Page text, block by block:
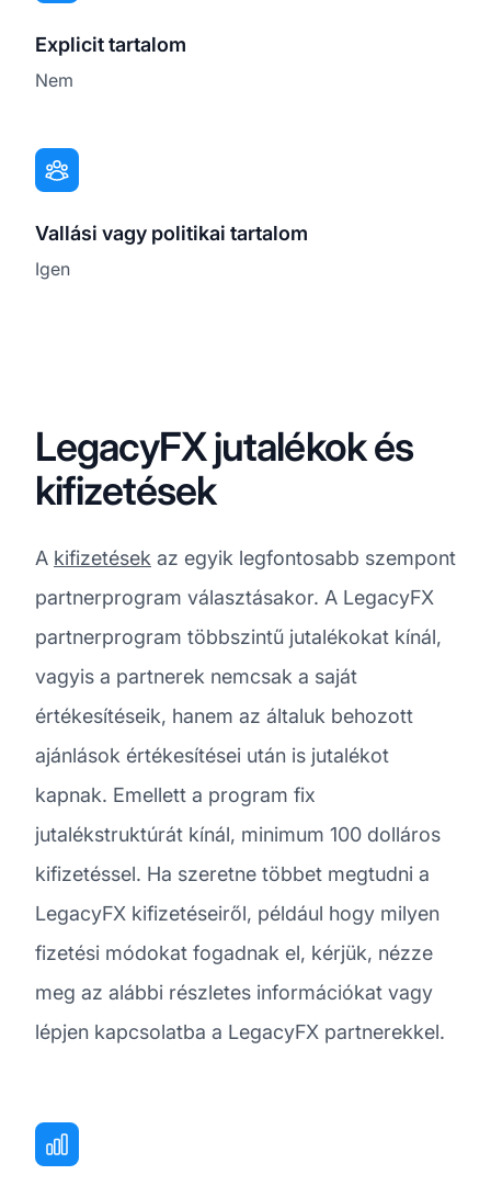
Explicit tartalom
Nem
Vallási vagy politikai tartalom
Igen
LegacyFX jutalékok és
kifizetések
A kifizetések az egyik legfontosabb szempont
partnerprogram választásakor. A LegacyFX
partnerprogram többszintű jutalékokat kínál,
vagyis a partnerek nemcsak a saját
értékesítéseik, hanem az általuk behozott
ajánlások értékesítései után is jutalékot
kapnak. Emellett a program fix
jutalékstruktúrát kínál, minimum 100 dolláros
kifizetéssel. Ha szeretne többet megtudni a
LegacyFX kifizetéseiről, például hogy milyen
fizetési módokat fogadnak el, kérjük, nézze
meg az alábbi részletes információkat vagy
lépjen kapcsolatba a LegacyFX partnerekkel.